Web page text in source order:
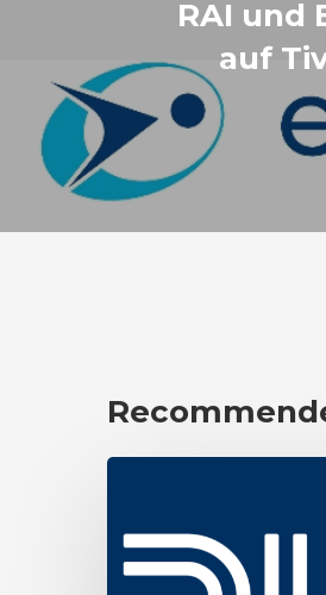
RAI und
auf